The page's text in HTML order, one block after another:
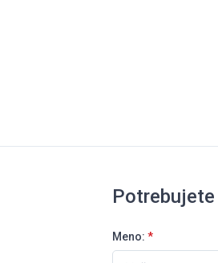
Meno: *